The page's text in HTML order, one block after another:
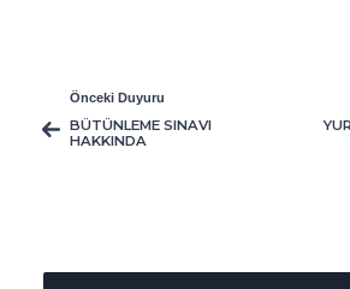
Önceki Duyuru
BÜTÜNLEME SINAVI
HAKKINDA